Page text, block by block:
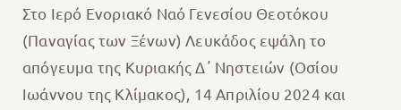
Στο Ιερό Ενοριακό Ναό Γενεσίου Θεοτόκου
(Παναγίας των Ξένων) Λευκάδος εψάλη το
απόγευμα της Κυριακής Δ᾽ Νηστειών (Οσίου
Ιωάννου της Κλίμακος), 14 Απριλίου 2024 και